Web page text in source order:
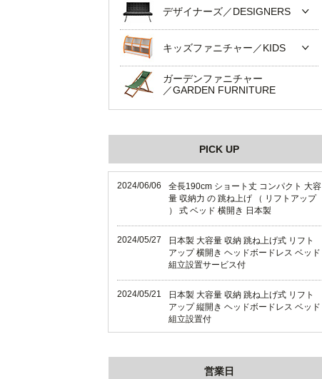
デザイナーズ／DESIGNERS
キッズファニチャー／KIDS
ガーデンファニチャー
／GARDEN FURNITURE
PICK UP
2024/06/06
全長190cm ショート丈 コンパクト 大容
量 収納力 の 跳ね上げ （ リフトアップ
） 式 ベッド 横開き 日本製
2024/05/27
日本製 大容量 収納 跳ね上げ式 リフト
アップ 横開き ヘッドボードレス ベッド
組立設置サービス付
2024/05/21
日本製 大容量 収納 跳ね上げ式 リフト
アップ 縦開き ヘッドボードレス ベッド
組立設置付
ド 組立設置 付き
営業日